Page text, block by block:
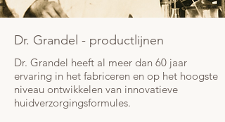
Dr. Grandel - productlijnen
Dr. Grandel heeft al meer dan 60 jaar
ervaring in het fabriceren en op het hoogste
niveau ontwikkelen van innovatieve
huidverzorgingsformules.